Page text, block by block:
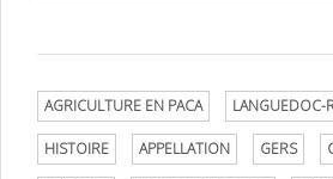
AGRICULTURE EN PACA LANGUEDOC-
HISTOIRE APPELLATION GERS